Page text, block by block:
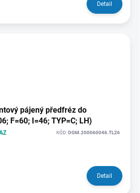
Detail
pájený předfréz do
F=60; I=46; TYP=C; LH)
KÓD:DGM.200060046.TL26
Detail